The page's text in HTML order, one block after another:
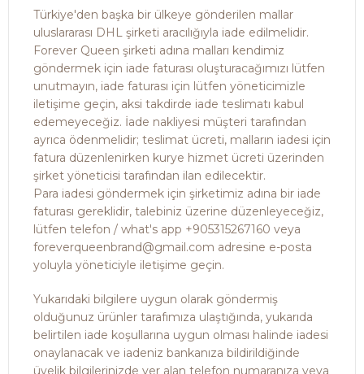
Türkiye'den başka bir ülkeye gönderilen mallar
uluslararası DHL şirketi aracılığıyla iade edilmelidir.
Forever Queen şirketi adına malları kendimiz
göndermek için iade faturası oluşturacağımızı lütfen
unutmayın, iade faturası için lütfen yöneticimizle
iletişime geçin, aksi takdirde iade teslimatı kabul
edemeyeceğiz. İade nakliyesi müşteri tarafından
ayrıca ödenmelidir; teslimat ücreti, malların iadesi için
fatura düzenlenirken kurye hizmet ücreti üzerinden
şirket yöneticisi tarafından ilan edilecektir.
Para iadesi göndermek için şirketimiz adına bir iade
faturası gereklidir, talebiniz üzerine düzenleyeceğiz,
lütfen telefon / what's app +905315267160 veya
foreverqueenbrand@gmail.com adresine e-posta
yoluyla yöneticiyle iletişime geçin.
Yukarıdaki bilgilere uygun olarak göndermiş
olduğunuz ürünler tarafımıza ulaştığında, yukarıda
belirtilen iade koşullarına uygun olması halinde iadesi
onaylanacak ve iadeniz bankanıza bildirildiğinde
üyelik bilgilerinizde yer alan telefon numaranıza veya